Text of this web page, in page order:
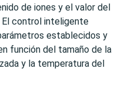
de iones y el valor del
El control inteligente
establecidos y
función del tamaño de la
y la temperatura del